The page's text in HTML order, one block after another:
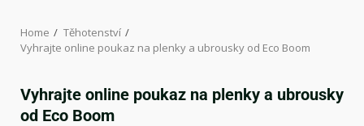
Home
Těhotenství
Vyhrajte online poukaz na plenky a ubrousky od Eco Boom
Vyhrajte online poukaz na plenky a ubrousky
od Eco Boom